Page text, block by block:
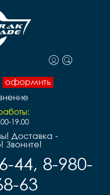
оформить
19.00
Доставка -
Звоните!
44, 8-980-
63